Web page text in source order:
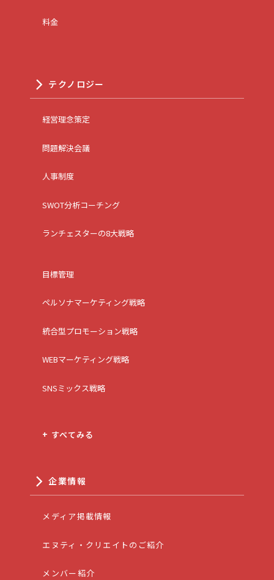
料金
テクノロジー
経営理念策定
問題解決会議
人事制度
SWOT分析コーチング
ランチェスターの8大戦略
目標管理
ペルソナマーケティング戦略
統合型プロモーション戦略
WEBマーケティング戦略
SNSミックス戦略
+ すべてみる
企業情報
メディア掲載情報
エヌティ・クリエイトのご紹介
メンバー紹介